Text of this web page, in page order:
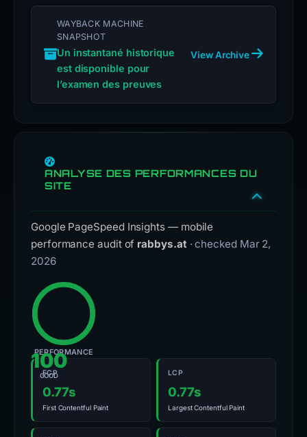
WAYBACK MACHINE
SNAPSHOT
Un instantané historique
est disponible pour
l’examen des preuves
View Archive
ANALYSE DES PERFORMANCES DU
SITE
Google PageSpeed Insights — mobile
performance audit of rabbys.at · checked Mar 2,
2026
100
GOOD
PERFORMANCE
FCP
0.77s
First Contentful Paint
LCP
0.77s
Largest Contentful Paint